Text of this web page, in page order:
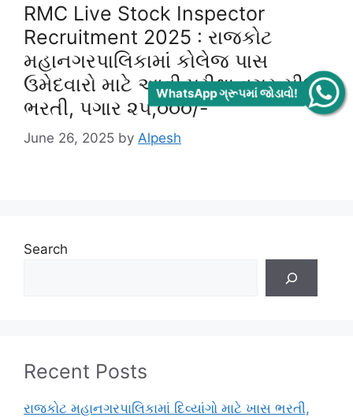
RMC Live Stock Inspector
Recruitment 2025 : રાજકોટ
મહાનગરપાલિકામાં કોલેજ પાસ
ઉમેદવારો માટે આવી પરીક્ષા વગર સીધી
ભરતી, પગાર ૨૫,૦૦૦/-
June 26, 2025 by Alpesh
Search
Recent Posts
રાજકોટ મહાનગરપાલિકામાં દિવ્યાંગો માટે ખાસ ભરતી,
WhatsApp ગ્રૂપમાં જોડાવો!